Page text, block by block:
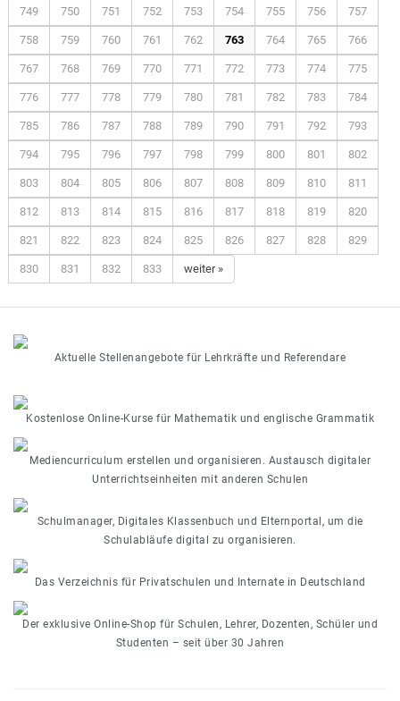
749 750 751 752 753 754 755 756 757
758 759 760 761 762 763 764 765 766
767 768 769 770 771 772 773 774 775
776 777 778 779 780 781 782 783 784
785 786 787 788 789 790 791 792 793
794 795 796 797 798 799 800 801 802
803 804 805 806 807 808 809 810 811
812 813 814 815 816 817 818 819 820
821 822 823 824 825 826 827 828 829
830 831 832 833 weiter »
Aktuelle Stellenangebote für Lehrkräfte und Referendare
Kostenlose Online-Kurse für Mathematik und englische Grammatik
Mediencurriculum erstellen und organisieren. Austausch digitaler
Unterrichtseinheiten mit anderen Schulen
Schulmanager, Digitales Klassenbuch und Elternportal, um die
Schulabläufe digital zu organisieren.
Das Verzeichnis für Privatschulen und Internate in Deutschland
Der exklusive Online-Shop für Schulen, Lehrer, Dozenten, Schüler und
Studenten – seit über 30 Jahren